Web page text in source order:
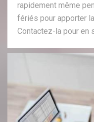
rapidement même
fériés pour apporter
Contactez-la pour en